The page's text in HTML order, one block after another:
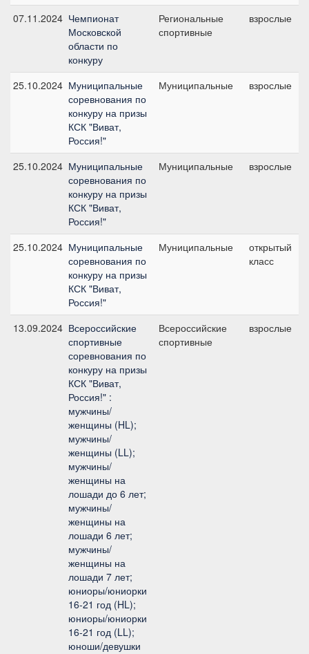
07.11.2024 Чемпионат
Московской
области по
конкуру
Региональные
спортивные
взрослые
25.10.2024 Муниципальные
соревнования по
конкуру на призы
КСК "Виват,
Россия!"
Муниципальные взрослые
25.10.2024 Муниципальные
соревнования по
конкуру на призы
КСК "Виват,
Россия!"
Муниципальные взрослые
25.10.2024 Муниципальные
соревнования по
конкуру на призы
КСК "Виват,
Россия!"
Муниципальные
открытый
класс
13.09.2024 Всероссийские
спортивные
соревнования по
конкуру на призы
КСК "Виват,
Россия!" :
мужчины/
женщины (HL);
мужчины/
женщины (LL);
мужчины/
женщины на
лошади до 6 лет;
мужчины/
женщины на
лошади 6 лет;
мужчины/
женщины на
лошади 7 лет;
юниоры/юниорки
16-21 год (HL);
юниоры/юниорки
16-21 год (LL);
юноши/девушки
Всероссийские
спортивные
взрослые